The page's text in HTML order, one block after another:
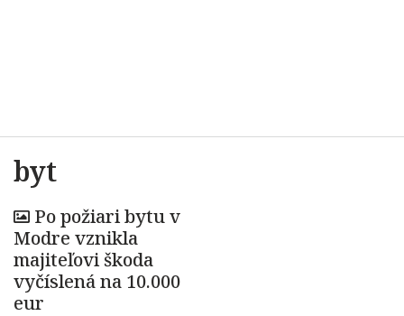
byt
Po požiari bytu v
Modre vznikla
majiteľovi škoda
vyčíslená na 10.000
eur